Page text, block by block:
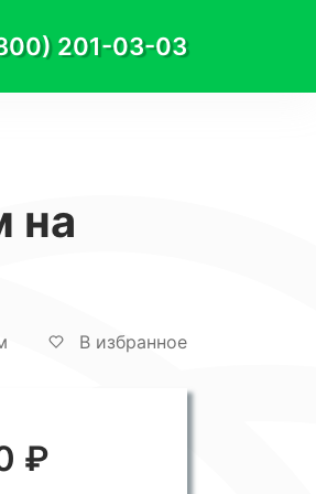
201-03-03
на
В избранное
₽